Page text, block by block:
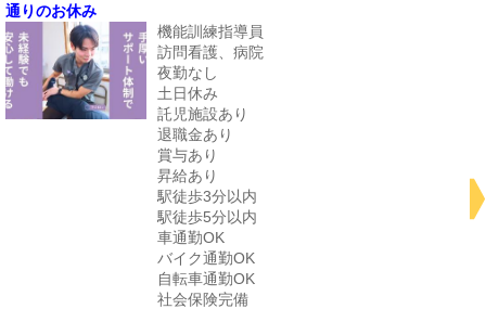
通りのお休み
機能訓練指導員
訪問看護、病院
夜勤なし
土日休み
託児施設あり
退職金あり
賞与あり
昇給あり
駅徒歩3分以内
駅徒歩5分以内
車通勤OK
バイク通勤OK
自転車通勤OK
社会保険完備